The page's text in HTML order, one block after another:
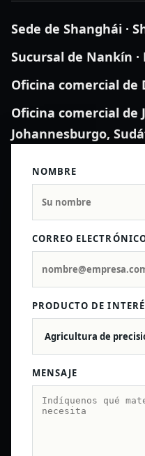
Sede de Shanghái ·
Sucursal de Nankín
Oficina comercial de
Oficina comercial de
Johannesburgo,
NOMBRE
CORREO
PRODUCTO DE
MENSAJE